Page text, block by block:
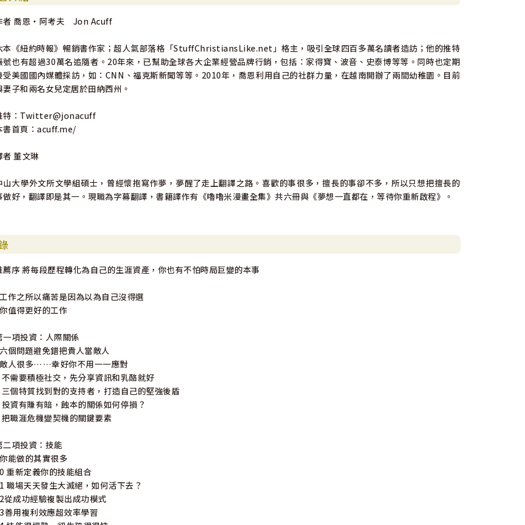
紐約時報》的暢銷作家阿考夫在這本《工作最重要的投資》給了我們掌控自己生涯的解方。他提出了獨創的「職涯存摺」
巨變的本事。
何則文／作家、人資主管、「職涯實驗室」社群創辦人
最棒的職涯書！我甚至不知道哪本書能出其右。」
本書是一本充滿活力，容易遵行的指南。當我們在職涯中面對躍進、低潮與天花板的時候，它能夠為你指引方向。」
蘇菲亞‧阿莫魯索（Sophia Amoruso），《正妹CEO》作者／也是「壞女孩」公司（Nasty Gal）執行長
職涯指南。」
布萊恩‧考波曼（Brian Koppelman）／電影《賭王之王》、《瞞天過海》與《非關好男人》編劇與製作人
這麼做！幸好你以後至少不需要再做這兩件事的其中之一了。聽我的話，也聽林肯的話，喬恩的書可以讓你不再動彈不
。」
》作者
本書內容有趣、見解深刻，而且文筆優美。這也是讓我討厭喬恩‧阿考夫的三個原因。」——吉姆‧加菲根（Jim Gaf
）／喜劇演員
誠懇、有趣、有用、創新，我還有很長一串詞彙能夠描述本書中所蘊含的智慧。你敢看看這本書的前幾頁嗎？如果你
我一樣，那你一定會無法放下這本書，我已經幫我工作團隊中的每個人都訂了一本。」
偉大的夢想通常源自於偉大的書，本書就是其中一本。這本書對全世界的讀者在職涯與生活上所產生的影響，必定會
造出精彩可期的結果。」——安迪‧安德魯斯（Andy Andrews）／《種子》與《七個禮物》作者
這本直白、詼諧卻極度實用的書，是在新世紀獲得職涯成就的指南。喬恩‧阿考夫用他得來不易的經驗告訴你，如果
想讓自己能夠快樂工作、同時保有職場競爭力的話該怎麼做。沒有複雜的術語與毫無幫助的無稽之談，你不僅會愛上他的
議，也會愛上他的文筆。」
者 喬恩‧阿考夫 Jon Acuff
本《紐約時報》暢銷書作家；超人氣部落格「StuffChristiansLike.net」格主，吸引全球四百多萬名讀者造訪；他的推特
號也有超過30萬名追隨者。20年來，已幫助全球各大企業經營品牌行銷，包括：家得寶、波音、史泰博等等。同時也定期
受美國國內媒體採訪，如：CNN、福克斯新聞等等。2010年，喬恩利用自己的社群力量，在越南開辦了兩間幼稚園。目前
妻子和兩名女兒定居於田納西州。
特：Twitter@jonacuff
書首頁：acuff.me/
者 董文琳
山大學外文所文學組碩士，曾經懷抱寫作夢，夢醒了走上翻譯之路。喜歡的事很多，擅長的事卻不多，所以只想把擅長的
做好，翻譯即是其一。現職為字幕翻譯，書籍譯作有《嚕嚕米漫畫全集》共六冊與《夢想一直都在，等待你重新啟程》。
薦序 將每段歷程轉化為自己的生涯資產，你也有不怕時局巨變的本事
作之所以痛苦是因為以為自己沒得選
值得更好的工作
一項投資：人際關係
個問題避免錯把貴人當敵人
人很多……幸好你不用一一應對
需要積極社交，先分享資訊和乳酪就好
個特質找到對的支持者，打造自己的堅強後盾
資有賺有賠，蝕本的關係如何停損？
職涯危機變契機的關鍵要素
二項投資：技能
能做的其實很多
重新定義你的技能組合
職場天天發生大滅絕，如何活下去？
從成功經驗複製出成功模式
善用複利效應超效率學習